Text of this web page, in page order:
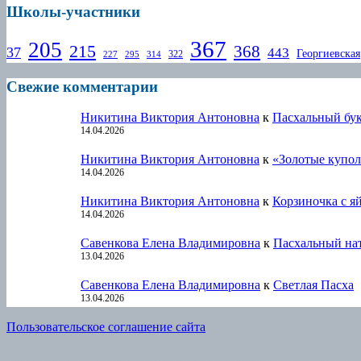
Школы-участники
37 205 215 227 295 314 322 367 368 443 Георгиевская
Свежие комментарии
Никитина Виктория Антоновна к Пасхальный
14.04.2026
Никитина Виктория Антоновна к «Золотые
14.04.2026
Никитина Виктория Антоновна к Корзиночка с
14.04.2026
Савенкова Елена Владимировна к Пасхальный
13.04.2026
Савенкова Елена Владимировна к Светлая Пасха
13.04.2026
Пользовательское соглашение сайта